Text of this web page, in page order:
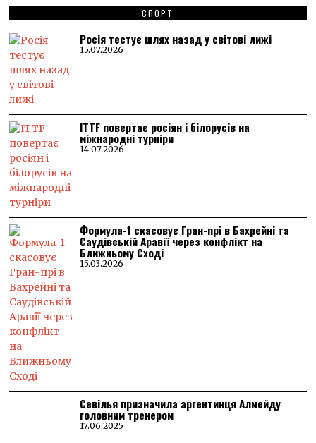
СПОРТ
Росія тестує шлях назад у світові лижі
15.07.2026
ITTF повертає росіян і білорусів на
міжнародні турніри
14.07.2026
Формула-1 скасовує Гран-прі в Бахрейні та
Саудівській Аравії через конфлікт на
Ближньому Сході
15.03.2026
Севілья призначила аргентинця Алмейду
головним тренером
17.06.2025